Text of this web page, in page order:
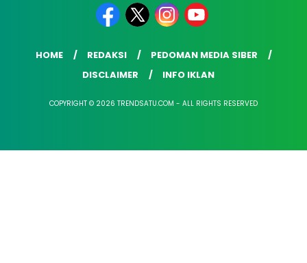
HOME REDAKSI
PEDOMAN MEDIA SIBER
DISCLAIMER
INFO IKLAN
COPYRIGHT © 2026 TRENDSATU.COM - ALL RIGHTS RESERVED